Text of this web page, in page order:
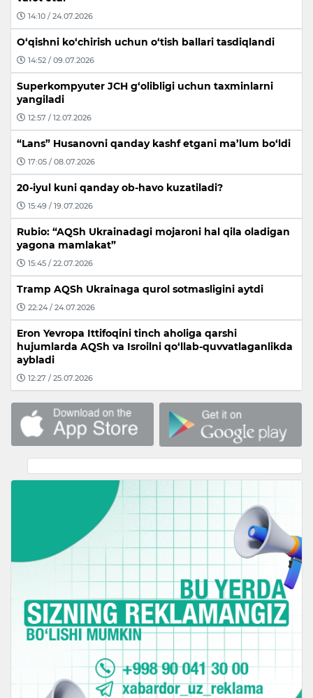
14:10 / 24.07.2026
O‘qishni ko‘chirish uchun o‘tish ballari tasdiqlandi
14:52 / 09.07.2026
Superkompyuter JCH g‘olibligi uchun taxminlarni
yangiladi
12:57 / 12.07.2026
“Lans” Husanovni qanday kashf etgani ma’lum bo‘ldi
17:05 / 08.07.2026
20-iyul kuni qanday ob-havo kuzatiladi?
15:49 / 19.07.2026
Rubio: “AQSh Ukrainadagi mojaroni hal qila oladigan
yagona mamlakat”
15:45 / 22.07.2026
Tramp AQSh Ukrainaga qurol sotmasligini aytdi
22:24 / 24.07.2026
Eron Yevropa Ittifoqini tinch aholiga qarshi
hujumlarda AQSh va Isroilni qo‘llab-quvvatlaganlikda
aybladi
12:27 / 25.07.2026